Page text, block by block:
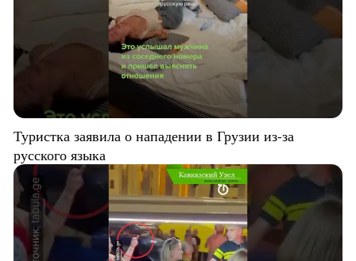
Туристка заявила о нападении в Грузии из-за
русского языка